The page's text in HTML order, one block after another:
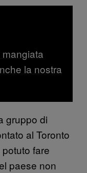
mangiata
la nostra
gruppo di
al Toronto
fare
paese non